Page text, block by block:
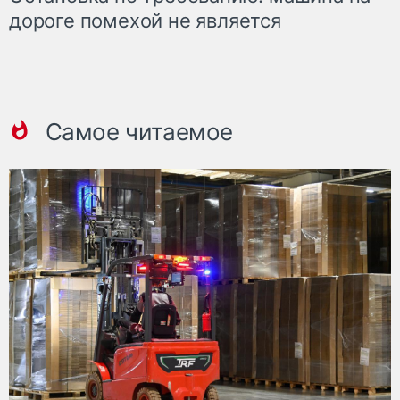
дороге помехой не является
Самое читаемое